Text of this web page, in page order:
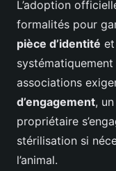
L’adoption
formalités pour
pièce d’identité
associations
d’engagement,
propriétaire
stérilisation si
l’animal.